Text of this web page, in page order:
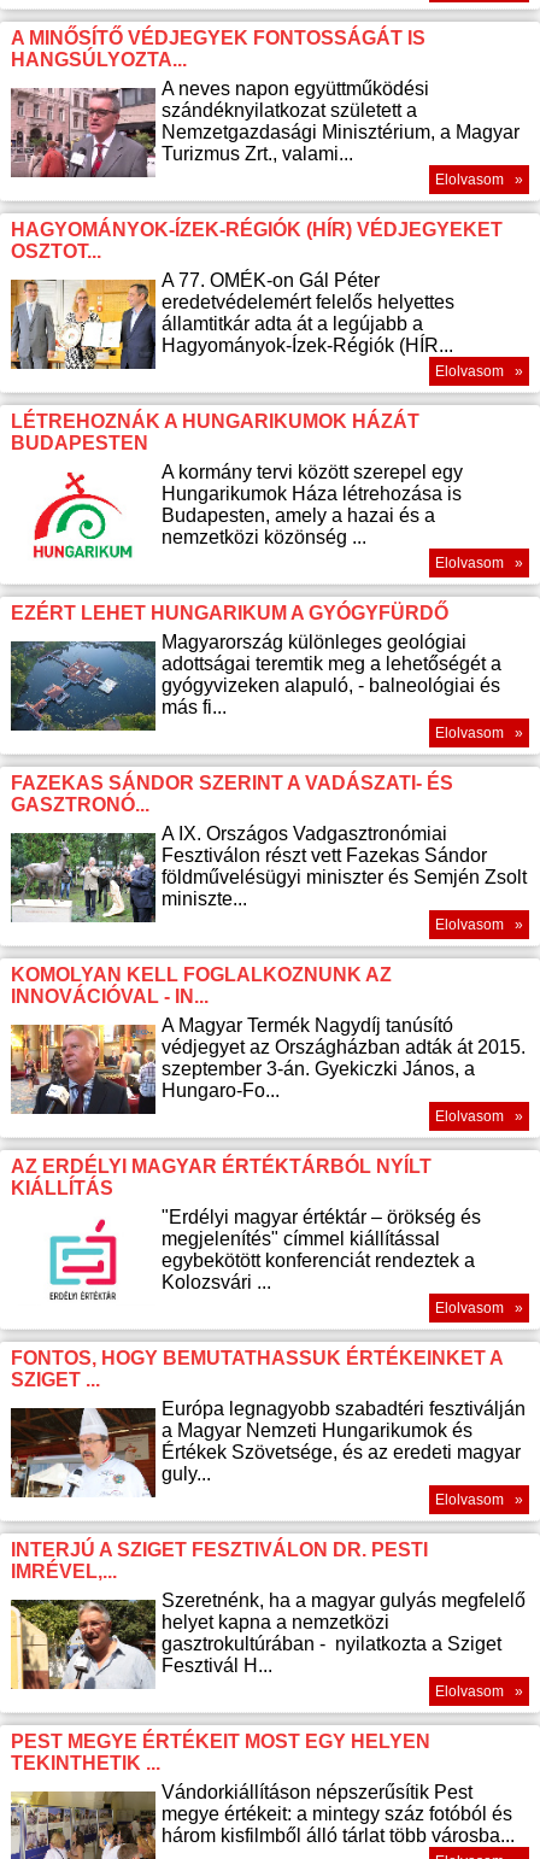
A MINŐSÍTŐ VÉDJEGYEK FONTOSSÁGÁT IS
HANGSÚLYOZTA...
A neves napon együttműködési
szándéknyilatkozat született a
Nemzetgazdasági Minisztérium, a Magyar
Turizmus Zrt., valami...
Elolvasom »
HAGYOMÁNYOK-ÍZEK-RÉGIÓK (HÍR) VÉDJEGYEKET
OSZTOT...
A 77. OMÉK-on Gál Péter
eredetvédelemért felelős helyettes
államtitkár adta át a legújabb a
Hagyományok-Ízek-Régiók (HÍR...
Elolvasom »
LÉTREHOZNÁK A HUNGARIKUMOK HÁZÁT
BUDAPESTEN
A kormány tervi között szerepel egy
Hungarikumok Háza létrehozása is
Budapesten, amely a hazai és a
nemzetközi közönség ...
Elolvasom »
EZÉRT LEHET HUNGARIKUM A GYÓGYFÜRDŐ
Magyarország különleges geológiai
adottságai teremtik meg a lehetőségét a
gyógyvizeken alapuló, - balneológiai és
más fi...
Elolvasom »
FAZEKAS SÁNDOR SZERINT A VADÁSZATI- ÉS
GASZTRONÓ...
A IX. Országos Vadgasztronómiai
Fesztiválon részt vett Fazekas Sándor
földművelésügyi miniszter és Semjén Zsolt
miniszte...
Elolvasom »
KOMOLYAN KELL FOGLALKOZNUNK AZ
INNOVÁCIÓVAL - IN...
A Magyar Termék Nagydíj tanúsító
védjegyet az Országházban adták át 2015.
szeptember 3-án. Gyekiczki János, a
Hungaro-Fo...
Elolvasom »
AZ ERDÉLYI MAGYAR ÉRTÉKTÁRBÓL NYÍLT
KIÁLLÍTÁS
"Erdélyi magyar értéktár – örökség és
megjelenítés" címmel kiállítással
egybekötött konferenciát rendeztek a
Kolozsvári ...
Elolvasom »
FONTOS, HOGY BEMUTATHASSUK ÉRTÉKEINKET A
SZIGET ...
Európa legnagyobb szabadtéri fesztiválján
a Magyar Nemzeti Hungarikumok és
Értékek Szövetsége, és az eredeti magyar
guly...
Elolvasom »
INTERJÚ A SZIGET FESZTIVÁLON DR. PESTI
IMRÉVEL,...
Szeretnénk, ha a magyar gulyás megfelelő
helyet kapna a nemzetközi
gasztrokultúrában - nyilatkozta a Sziget
Fesztivál H...
Elolvasom »
PEST MEGYE ÉRTÉKEIT MOST EGY HELYEN
TEKINTHETIK ...
Vándorkiállításon népszerűsítik Pest
megye értékeit: a mintegy száz fotóból és
három kisfilmből álló tárlat több városba...